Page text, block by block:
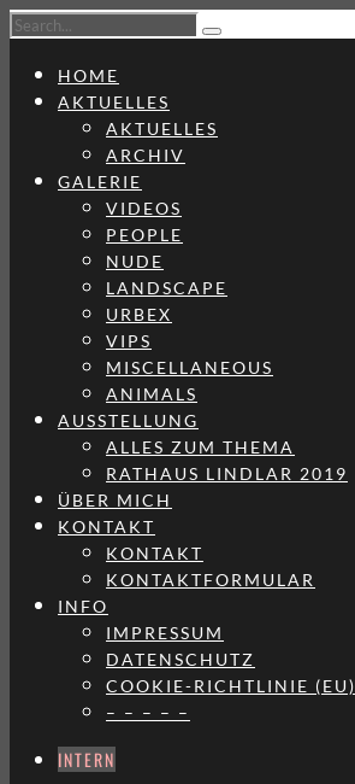
HOME
AKTUELLES
AKTUELLES
ARCHIV
GALERIE
VIDEOS
PEOPLE
NUDE
LANDSCAPE
URBEX
VIPS
MISCELLANEOUS
ANIMALS
AUSSTELLUNG
ALLES ZUM THEMA
RATHAUS LINDLAR 2019
ÜBER MICH
KONTAKT
KONTAKT
KONTAKTFORMULAR
INFO
IMPRESSUM
DATENSCHUTZ
COOKIE-RICHTLINIE (EU)
– – – – –
INTERN